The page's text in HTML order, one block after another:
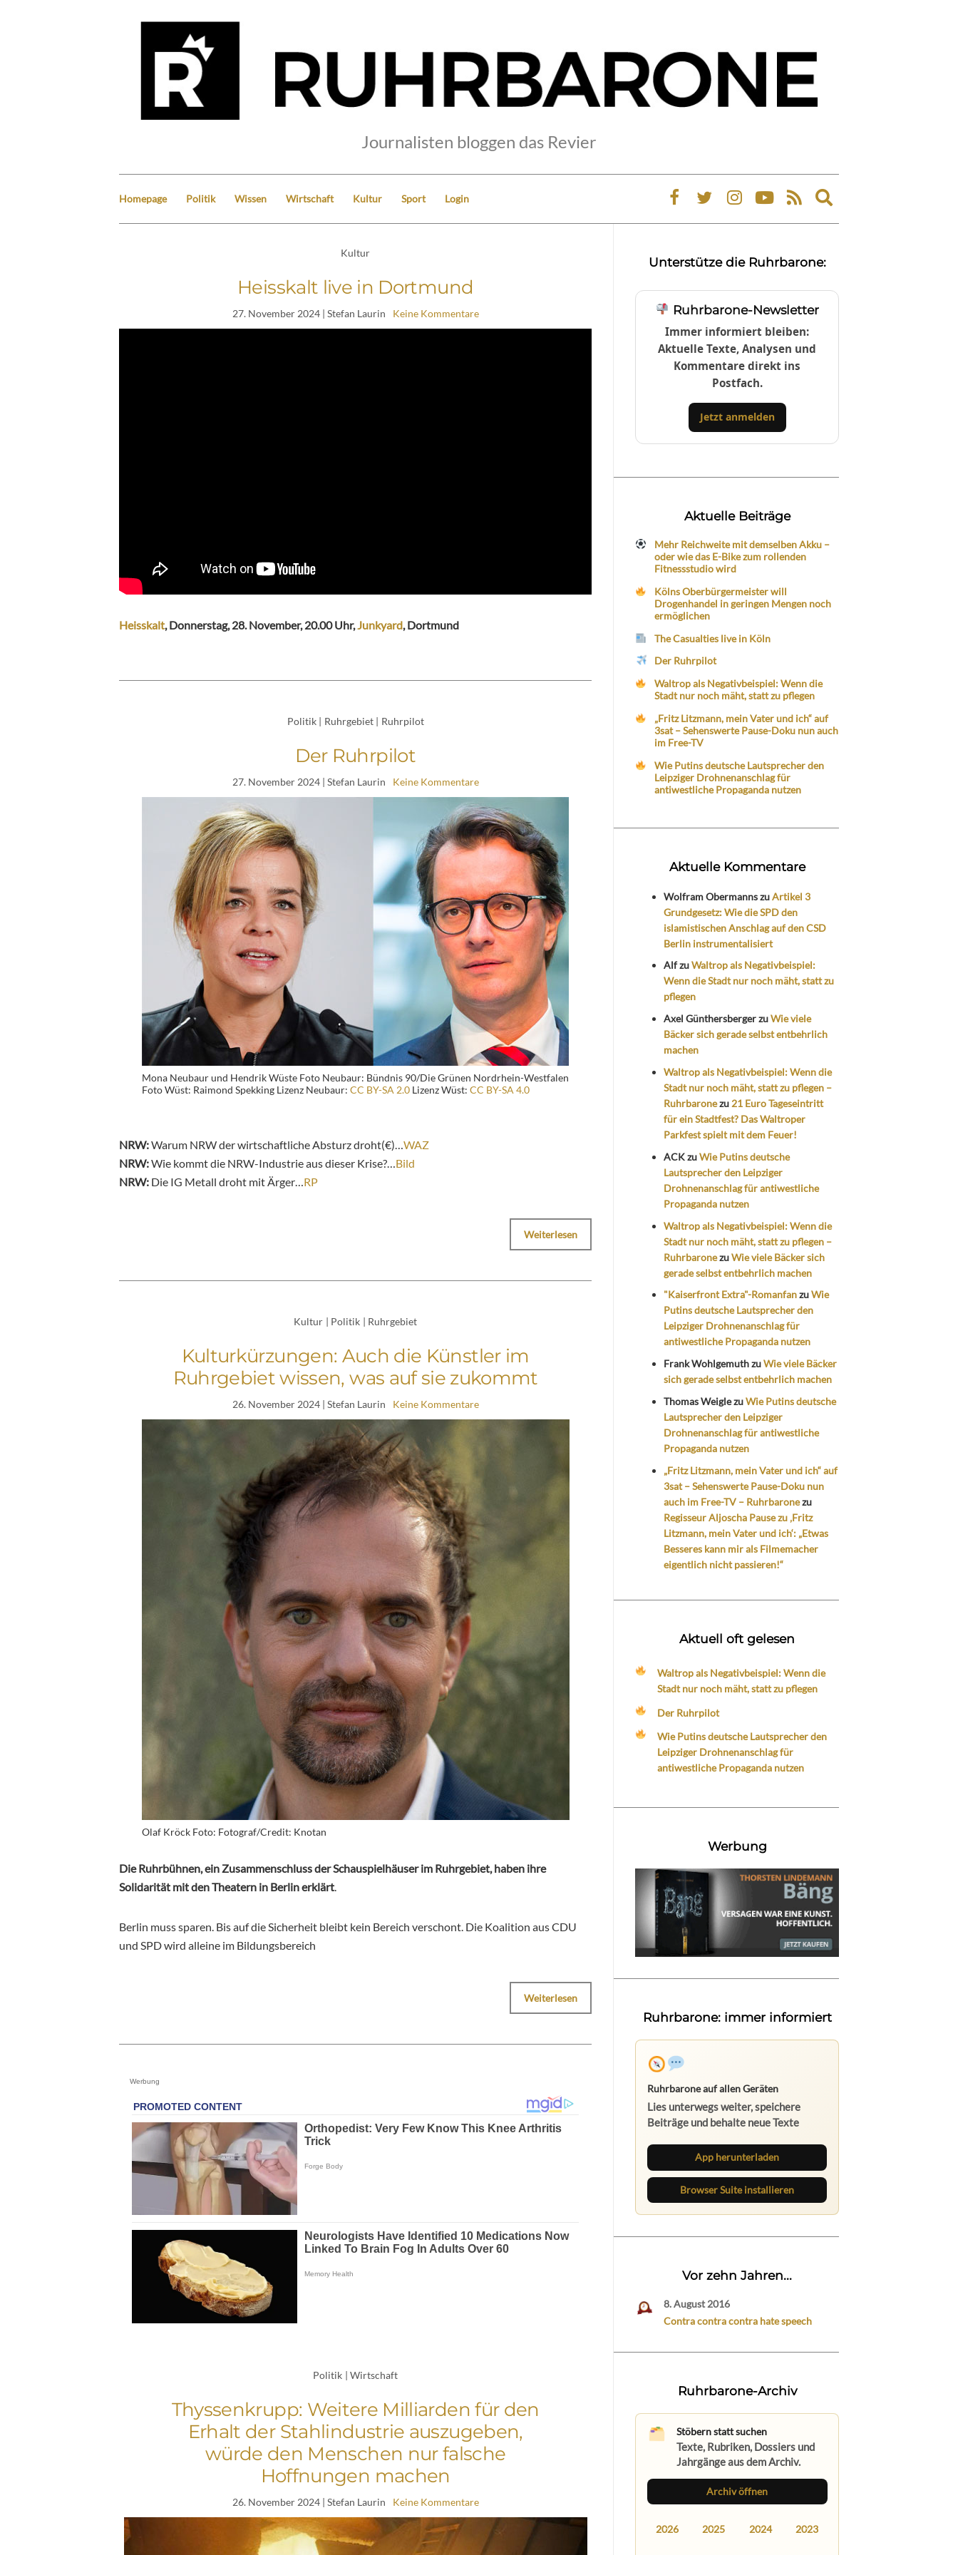
Journalisten bloggen das Revier
Homepage Politik Wissen Wirtschaft Kultur Sport Login
Expand
search
Kultur
Heisskalt live in Dortmund
27. November 2024| Stefan Laurin Keine Kommentare
Heisskalt, Donnerstag, 28. November, 20.00 Uhr,Junkyard, Dortmund
Politik | Ruhrgebiet | Ruhrpilot
Der Ruhrpilot
27. November 2024| Stefan Laurin Keine Kommentare
Mona Neubaur und Hendrik Wüste Foto Neubaur: Bündnis 90/Die Grünen Nordrhein-Westfalen
Foto Wüst: Raimond Spekking Lizenz Neubaur:CC BY-SA 2.0 Lizenz Wüst:CC BY-SA 4.0
NRW:Warum NRW der wirtschaftliche Absturz droht(€)…WAZ
NRW:Wie kommt die NRW-Industrie aus dieser Krise?…Bild
NRW: Die IG Metall droht mit Ärger…RP
Weiterlesen
Kultur | Politik | Ruhrgebiet
Kulturkürzungen: Auch die Künstler im
Ruhrgebiet wissen, was auf sie zukommt
26. November 2024| Stefan Laurin Keine Kommentare
Olaf Kröck Foto: Fotograf/Credit: Knotan
Die Ruhrbühnen, ein Zusammenschluss der Schauspielhäuser im Ruhrgebiet, haben ihre
Solidarität mit den Theatern in Berlin erklärt.
Berlin muss sparen. Bis auf die Sicherheit bleibt kein Bereich verschont. Die Koalition aus CDU
und SPD wird alleine im Bildungsbereich
Weiterlesen
Werbung
Politik | Wirtschaft
Thyssenkrupp: Weitere Milliarden für den
Erhalt der Stahlindustrie auszugeben,
würde den Menschen nur falsche
Hoffnungen machen
26. November 2024| Stefan Laurin Keine Kommentare
Unterstütze die Ruhrbarone:
Ruhrbarone-Newsletter
Immer informiert bleiben:
Aktuelle Texte, Analysen und
Kommentare direkt ins
Postfach.
Jetzt anmelden
Aktuelle Beiträge
Mehr Reichweite mit demselben Akku –
oder wie das E-Bike zum rollenden
Fitnessstudio wird
Kölns Oberbürgermeister will
Drogenhandel in geringen Mengen noch
ermöglichen
The Casualties live in Köln
Der Ruhrpilot
Waltrop als Negativbeispiel: Wenn die
Stadt nur noch mäht, statt zu pflegen
„Fritz Litzmann, mein Vater und ich“ auf
3sat – Sehenswerte Pause-Doku nun auch
im Free-TV
Wie Putins deutsche Lautsprecher den
Leipziger Drohnenanschlag für
antiwestliche Propaganda nutzen
Aktuelle Kommentare
Wolfram ObermannszuArtikel 3
Grundgesetz: Wie die SPD den
islamistischen Anschlag auf den CSD
Berlin instrumentalisiert
AlfzuWaltrop als Negativbeispiel:
Wenn die Stadt nur noch mäht, statt zu
pflegen
Axel GünthersbergerzuWie viele
Bäcker sich gerade selbst entbehrlich
machen
Waltrop als Negativbeispiel: Wenn die
Stadt nur noch mäht, statt zu pflegen –
Ruhrbaronezu 21 Euro Tageseintritt
für ein Stadtfest? Das Waltroper
Parkfest spielt mit dem Feuer!
ACKzuWie Putins deutsche
Lautsprecher den Leipziger
Drohnenanschlag für antiwestliche
Propaganda nutzen
Waltrop als Negativbeispiel: Wenn die
Stadt nur noch mäht, statt zu pflegen –
RuhrbaronezuWie viele Bäcker sich
gerade selbst entbehrlich machen
"Kaiserfront Extra"-RomanfanzuWie
Putins deutsche Lautsprecher den
Leipziger Drohnenanschlag für
antiwestliche Propaganda nutzen
Frank WohlgemuthzuWie viele Bäcker
sich gerade selbst entbehrlich machen
Thomas WeiglezuWie Putins deutsche
Lautsprecher den Leipziger
Drohnenanschlag für antiwestliche
Propaganda nutzen
„Fritz Litzmann, mein Vater und ich“ auf
3sat – Sehenswerte Pause-Doku nun
auch im Free-TV – Ruhrbaronezu
Regisseur Aljoscha Pause zu ‚Fritz
Litzmann, mein Vater und ich‘: „Etwas
Besseres kann mir als Filmemacher
eigentlich nicht passieren!“
Aktuell oft gelesen
Waltrop als Negativbeispiel: Wenn die
Stadt nur noch mäht, statt zu pflegen
Der Ruhrpilot
Wie Putins deutsche Lautsprecher den
Leipziger Drohnenanschlag für
antiwestliche Propaganda nutzen
Werbung
Ruhrbarone: immer informiert
Ruhrbarone auf allen Geräten
Lies unterwegs weiter, speichere
Beiträge und behalte neue Texte
App herunterladen
Browser Suite installieren
Vor zehn Jahren...
8. August 2016
Contra contra contra hate speech
Ruhrbarone-Archiv
Stöbern statt suchen
Texte, Rubriken, Dossiers und
Jahrgänge aus dem Archiv.
Archiv öffnen
2026 2025 2024 2023